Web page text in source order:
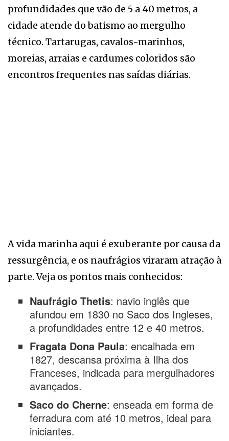
profundidades que vão de 5 a 40 metros, a
cidade atende do batismo ao mergulho
técnico. Tartarugas, cavalos-marinhos,
moreias, arraias e cardumes coloridos são
encontros frequentes nas saídas diárias.
A vida marinha aqui é exuberante por causa da
ressurgência, e os naufrágios viraram atração à
parte. Veja os pontos mais conhecidos:
Naufrágio Thetis: navio inglês que
afundou em 1830 no Saco dos Ingleses,
a profundidades entre 12 e 40 metros.
Fragata Dona Paula: encalhada em
1827, descansa próxima à Ilha dos
Franceses, indicada para mergulhadores
avançados.
Saco do Cherne: enseada em forma de
ferradura com até 10 metros, ideal para
iniciantes.